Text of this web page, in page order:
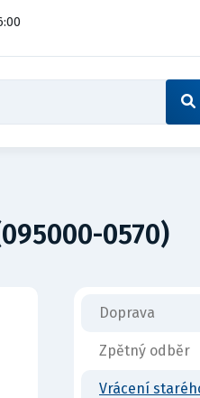
0570)
Doprava
Zpětný odběr
Vrácení